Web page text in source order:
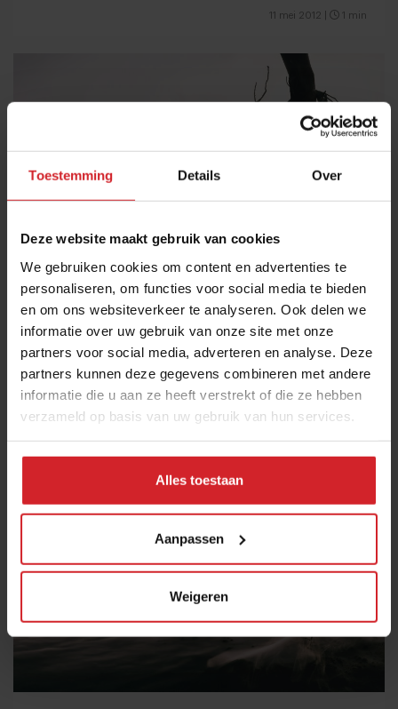
Toestemming Details Over
Deze website maakt gebruik van cookies
We gebruiken cookies om content en advertenties te
personaliseren, om functies voor social media te bieden
en om ons websiteverkeer te analyseren. Ook delen we
informatie over uw gebruik van onze site met onze
partners voor social media, adverteren en analyse. Deze
partners kunnen deze gegevens combineren met andere
informatie die u aan ze heeft verstrekt of die ze hebben
verzameld op basis van uw gebruik van hun services.
Alles toestaan
Aanpassen
Weigeren
11 mei 2012 1 min
Kopje suiker 2.0
11 mei 2012| 1 min